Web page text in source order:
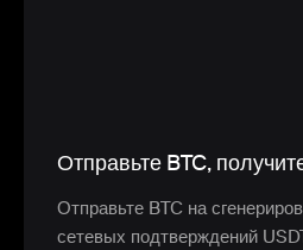
Отправьте BTC,
Отправьте BTC на
сетевых подтверждений